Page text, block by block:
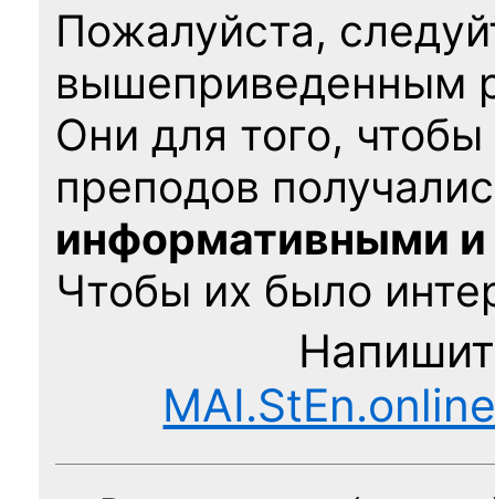
Пожалуйста,
вышеприведенным
Они для того,
преподов
информативными
Чтобы их было